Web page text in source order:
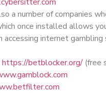
a number of companies
once installed allows
accessing internet
https://betblocker.org/ (free